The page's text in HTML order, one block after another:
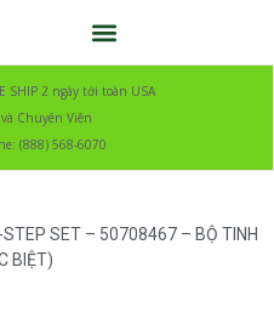
SHIP 2 ngày tới toàn USA
Chuyên Viên
(888) 568-6070
STEP SET – 50708467 – BỘ TINH
BIỆT)